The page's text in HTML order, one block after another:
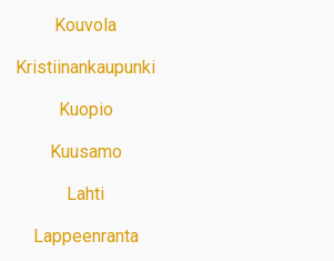
Kouvola
Kristiinankaupunki
Kuopio
Kuusamo
Lahti
Lappeenranta